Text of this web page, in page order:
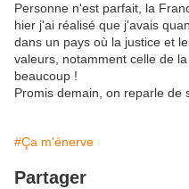
Personne n'est parfait, la
hier j'ai réalisé que j'avais
dans un pays où la justice et
valeurs, notamment celle de
beaucoup !
Promis demain, on reparle de
#Ça m'énerve
Partager